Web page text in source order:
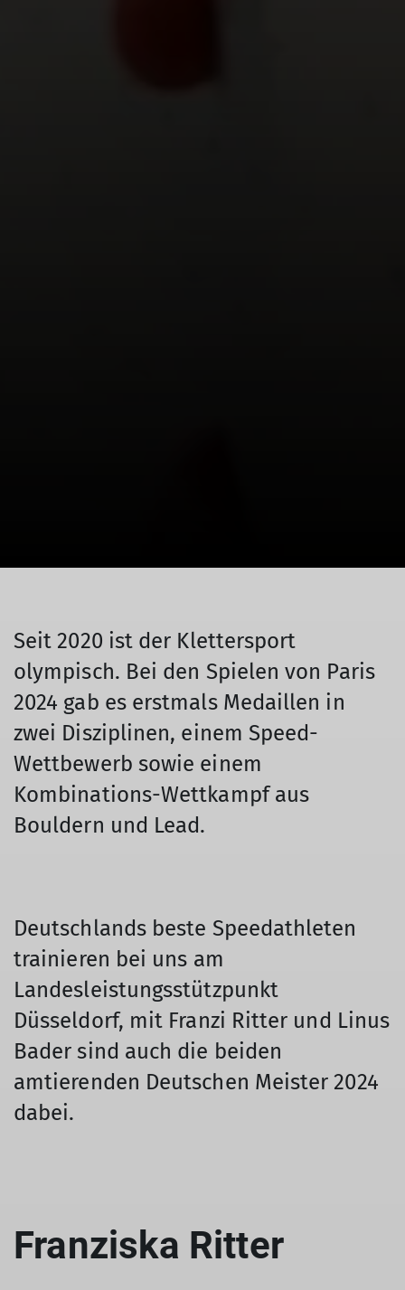
Seit 2020 ist der Klettersport
olympisch. Bei den Spielen von Paris
2024 gab es erstmals Medaillen in
zwei Disziplinen, einem Speed-
Wettbewerb sowie einem
Kombinations-Wettkampf aus
Bouldern und Lead.
Deutschlands beste Speedathleten
trainieren bei uns am
Landesleistungsstützpunkt
Düsseldorf, mit Franzi Ritter und Linus
Bader sind auch die beiden
amtierenden Deutschen Meister 2024
dabei.
Franziska Ritter